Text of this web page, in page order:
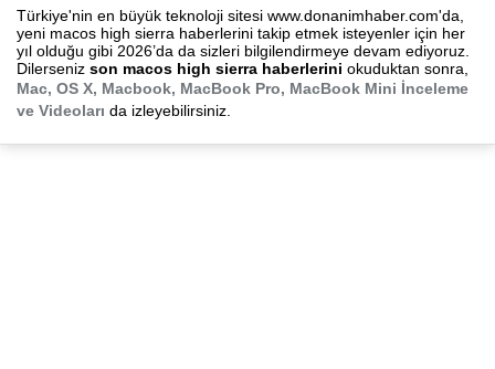
Türkiye'nin en büyük teknoloji sitesi www.donanimhaber.com'da,
yeni macos high sierra haberlerini takip etmek isteyenler için her
yıl olduğu gibi 2026’da da sizleri bilgilendirmeye devam ediyoruz.
Dilerseniz son macos high sierra haberlerini okuduktan sonra,
Mac, OS X, Macbook, MacBook Pro, MacBook Mini İnceleme
ve Videoları da izleyebilirsiniz.